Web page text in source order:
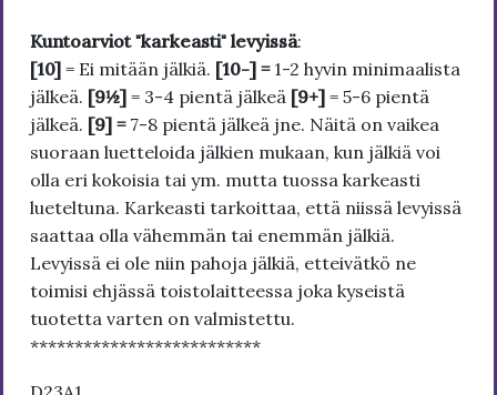
Kuntoarviot "karkeasti" levyissä:
[10] = Ei mitään jälkiä. [10-] = 1-2 hyvin minimaalista
jälkeä. [9½] = 3-4 pientä jälkeä [9+] = 5-6 pientä
jälkeä. [9] = 7-8 pientä jälkeä jne. Näitä on vaikea
suoraan luetteloida jälkien mukaan, kun jälkiä voi
olla eri kokoisia tai ym. mutta tuossa karkeasti
lueteltuna. Karkeasti tarkoittaa, että niissä levyissä
saattaa olla vähemmän tai enemmän jälkiä.
Levyissä ei ole niin pahoja jälkiä, etteivätkö ne
toimisi ehjässä toistolaitteessa joka kyseistä
tuotetta varten on valmistettu.
**************************